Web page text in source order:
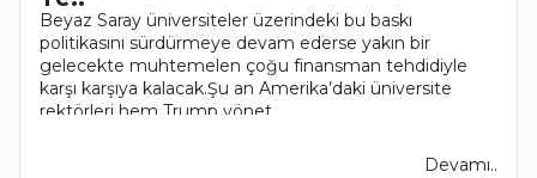
Beyaz Saray üniversiteler üzerindeki bu baskı
politikasını sürdürmeye devam ederse yakın bir
gelecekte muhtemelen çoğu finansman tehdidiyle
karşı karşıya kalacak.Şu an Amerika’daki üniversite
rektörleri hem Trump yönet..
Devamı..